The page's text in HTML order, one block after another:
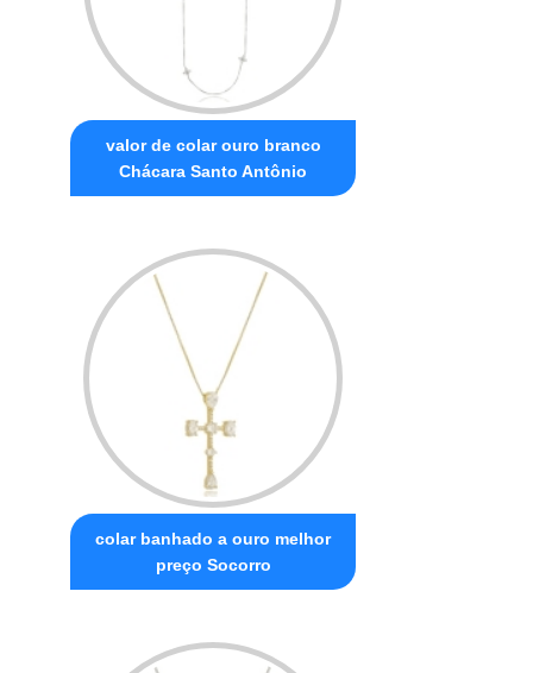
valor de colar ouro branco
Chácara Santo Antônio
colar banhado a ouro melhor
preço Socorro